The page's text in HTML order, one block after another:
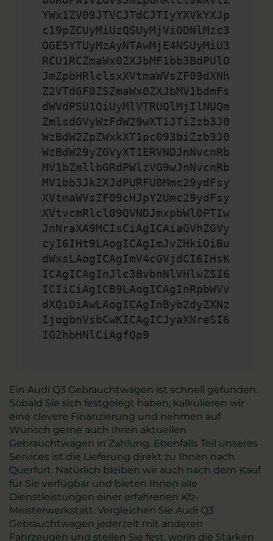
YWx1ZV09JTVCJTdCJTIyYXVkYXJp
c19pZCUyMiUzQSUyMjViODNlMzc3
OGE5YTUyMzAyNTAwMjE4NSUyMiU3
RCU1RCZmaWx0ZXJbMF1bb3BdPUlO
JmZpbHRlclsxXVtmaWVsZF09dXNh
Z2VTdGF0ZSZmaWx0ZXJbMV1bdmFs
dWVdPSU1QiUyMlVTRUQlMjIlNUQm
ZmlsdGVyWzFdW29wXT1JTiZzb3J0
WzBdW2ZpZWxkXT1pc093biZzb3J0
WzBdW29yZGVyXT1ERVNDJnNvcnRb
MV1bZmllbGRdPWlzVG9wJnNvcnRb
MV1bb3JkZXJdPURFU0Mmc29ydFsy
XVtmaWVsZF09cHJpY2Umc29ydFsy
XVtvcmRlcl09QVNDJmxpbWl0PTIw
JnNraXA9MCIsCiAgICAiaGVhZGVy
cyI6IHt9LAogICAgImJvZHkiOiBu
dWxsLAogICAgImV4cGVjdCI6IHsK
ICAgICAgInJlc3BvbnNlVHlwZSI6
ICIiCiAgICB9LAogICAgInRpbWVv
dXQiOiAwLAogICAgInByb2dyZXNz
IjogbnVsbCwKICAgICJyaXNreSI6
IGZhbHNlCiAgfQp9
Ein Audi Q3 Gebrauchtwagen ist schnell gefunden.
Sobald Sie sich festgelegt haben, kalkulieren wir
eine clevere Finanzierung und nehmen auf
Wunsch gerne auch Ihren aktuellen
Gebrauchtwagen in Zahlung. Ebenfalls Teil unseres
Services ist die Lieferung direkt zu Ihnen nach
Querfurt. Natürlich bleiben wir auch nach dem Kauf
für Sie verfügbar und bieten Ihnen alle
Dienstleistungen einer erfahrenen Kfz-
Meisterwerkstatt. Vergleichen Sie Audi Q3
Gebrauchtwagen jederzeit mit anderen
Fahrzeugen und stellen Sie fest, worin die Stärken